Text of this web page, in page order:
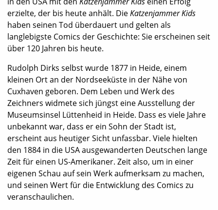
erzielte, der bis heute anhält. DieKatzenjammer Kids
haben seinen Tod überdauert und gelten als
langlebigste Comics der Geschichte: Sie erscheinen seit
über 120 Jahren bis heute.
Rudolph Dirks selbst wurde 1877 in Heide, einem
kleinen Ort an der Nordseeküste in der Nähe von
Cuxhaven geboren. Dem Leben und Werk des
Zeichners widmete sich jüngst eine Ausstellung der
Museumsinsel Lüttenheid in Heide. Dass es viele Jahre
unbekannt war, dass er ein Sohn der Stadt ist,
erscheint aus heutiger Sicht unfassbar. Viele hielten
den 1884 in die USA ausgewanderten Deutschen lange
Zeit für einen US-Amerikaner. Zeit also, um in einer
eigenen Schau auf sein Werk aufmerksam zu machen,
und seinen Wert für die Entwicklung des Comics zu
veranschaulichen.